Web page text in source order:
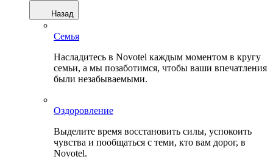
Назад
Семья
Насладитесь в Novotel каждым моментом в кругу
семьи, а мы позаботимся, чтобы ваши впечатления
были незабываемыми.
Оздоровление
Выделите время восстановить силы, успокоить
чувства и пообщаться с теми, кто вам дорог, в
Novotel.